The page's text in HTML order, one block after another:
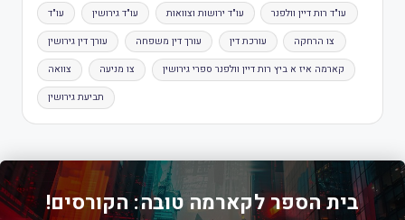
עו"ד עו"ד גירושין עו"ד ירושות וצוואות עו"ד רות דיין וולפנר
עורך דין גירושין עורך דין משפחה עורכת דין צו הרחקה
צוואה צו מניעה קארמה איז א ביץ רות דיין וולפנר ספרי גירושין
תביעת גירושין
בית הספר לקארמה טובה: הקורסים!